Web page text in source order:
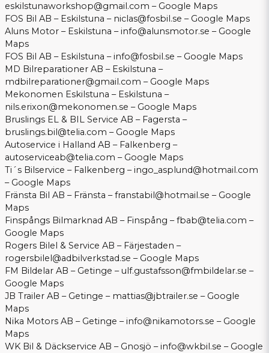
eskilstunaworkshop@gmail.com – Google Maps
FOS Bil AB – Eskilstuna – niclas@fosbil.se – Google Maps
Aluns Motor – Eskilstuna –info@alunsmotor.se – Google
Maps
FOS Bil AB – Eskilstuna –info@fosbil.se – Google Maps
MD Bilreparationer AB – Eskilstuna –
mdbilreparationer@gmail.com – Google Maps
Mekonomen Eskilstuna – Eskilstuna –
nils.erixon@mekonomen.se – Google Maps
Bruslings EL & BIL Service AB – Fagersta –
bruslings.bil@telia.com – Google Maps
Autoservice i Halland AB – Falkenberg –
autoserviceab@telia.com – Google Maps
Ti´s Bilservice – Falkenberg –ingo_asplund@hotmail.com
– Google Maps
Fränsta Bil AB – Fränsta –franstabil@hotmail.se – Google
Maps
Finspångs Bilmarknad AB – Finspång –fbab@telia.com –
Google Maps
Rogers Bilel & Service AB – Färjestaden –
rogersbilel@adbilverkstad.se – Google Maps
FM Bildelar AB – Getinge –ulf.gustafsson@fmbildelar.se –
Google Maps
JB Trailer AB – Getinge – mattias@jbtrailer.se – Google
Maps
Nika Motors AB – Getinge –info@nikamotors.se – Google
Maps
WK Bil & Däckservice AB – Gnosjö –info@wkbil.se – Google